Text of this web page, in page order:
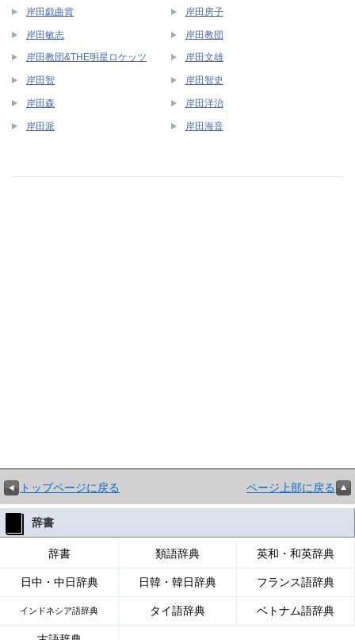
岸田戯曲賞 岸田房子
岸田敏志 岸田教団
岸田教団&THE明星ロケッツ 岸田文雄
岸田智 岸田智史
岸田森 岸田洋治
岸田派 岸田海音
トップページに戻る ページ上部に戻る
辞書
辞書 類語辞典 英和・和英辞典
日中・中日辞典 日韓・韓日辞典 フランス語辞典
インドネシア語辞典 タイ語辞典 ベトナム語辞典